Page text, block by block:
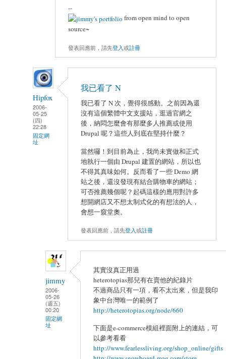
--
from open mind to open
source~
發表回應前，請先登入或註冊
Hipfox
2006-
05-25
(四)
22:28
固定網
址
我已看了 N
我已看了 N 次，覺得很感動。之前因為還
沒有這個繁體中文支援站，逛過官網之
後，納悶怎麼會有那麼多人推薦或使用
Drupal 呢？這些人到底在堅持什麼？
當然囉！到目前為止，我尚未實做和正式
地執行一個由 Drupal 建置的網站，所以也
不得其真味如何。反而看了一些 Demo 網
站之後，還沒發現有結合購物車的網站；
可否推薦幾個呢？起碼這樣的應用對許多
想開網店又不想太制式化的有想法的人，
會想一窺堂奧。
發表回應前，請先登入或註冊
jimmy
2006-
05-26
(週五)
00:20
固定網
址
其實沒真正用過
heterotopias那兒有在賣他的紀錄片
不過商品只有一項，看不太出來，但是我印
象中台灣唯一的範例了
http://heterotopias.org/node/660
下面是e-commerce模組裡面附上的連結，可
以參考看看
http://www.fearlessliving.org/shop_online/gifts